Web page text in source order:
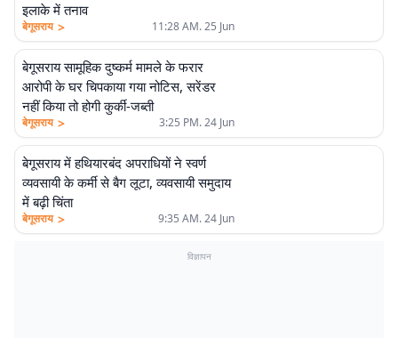
इलाके में तनाव
बेगूसराय > 11:28 AM. 25 Jun
बेगूसराय सामूहिक दुष्कर्म मामले के फरार
आरोपी के घर चिपकाया गया नोटिस, सरेंडर
नहीं किया तो होगी कुर्की-जब्ती
बेगूसराय > 3:25 PM. 24 Jun
बेगूसराय में हथियारबंद अपराधियों ने स्वर्ण
व्यवसायी के कर्मी से बैग लूटा, व्यवसायी समुदाय
में बढ़ी चिंता
बेगूसराय > 9:35 AM. 24 Jun
विज्ञापन